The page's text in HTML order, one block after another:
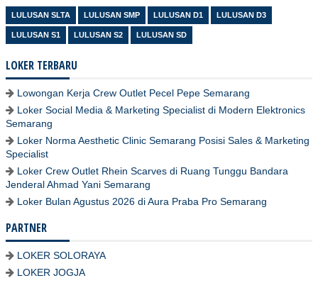
LULUSAN SLTA LULUSAN SMP LULUSAN D1 LULUSAN D3
LULUSAN S1 LULUSAN S2 LULUSAN SD
LOKER TERBARU
Lowongan Kerja Crew Outlet Pecel Pepe Semarang
Loker Social Media & Marketing Specialist di Modern Elektronics
Semarang
Loker Norma Aesthetic Clinic Semarang Posisi Sales & Marketing
Specialist
Loker Crew Outlet Rhein Scarves di Ruang Tunggu Bandara
Jenderal Ahmad Yani Semarang
Loker Bulan Agustus 2026 di Aura Praba Pro Semarang
PARTNER
LOKER SOLORAYA
LOKER JOGJA